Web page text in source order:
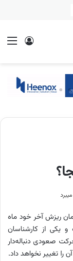
ریزش آخر خود ماه
است و یکی از کارشناسان
صعودی دنباله‌دار
تغییر نخواهد داد.